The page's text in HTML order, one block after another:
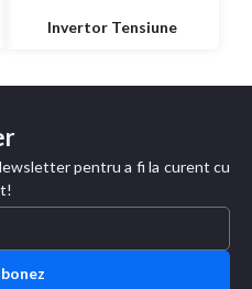
Invertor Tensiune
pentru a fi la curent cu